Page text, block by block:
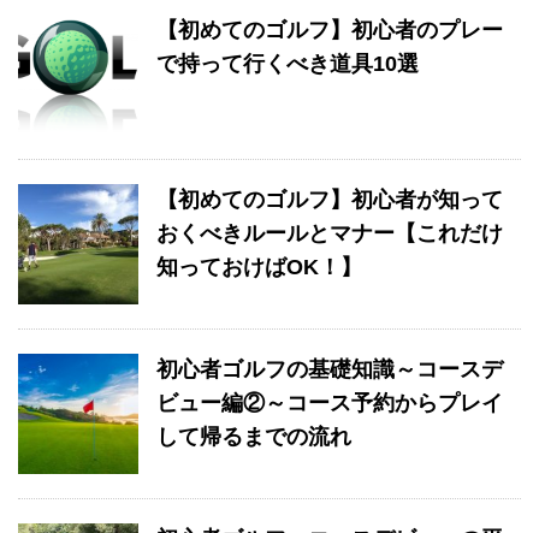
【初めてのゴルフ】初心者のプレー
で持って行くべき道具10選
【初めてのゴルフ】初心者が知って
おくべきルールとマナー【これだけ
知っておけばOK！】
初心者ゴルフの基礎知識～コースデ
ビュー編②～コース予約からプレイ
して帰るまでの流れ